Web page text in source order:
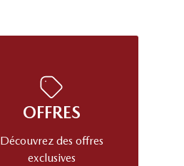
OFFRES
Découvrez des offres
exclusives